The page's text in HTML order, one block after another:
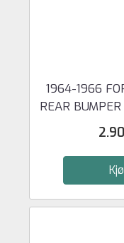
1964-1966
REAR